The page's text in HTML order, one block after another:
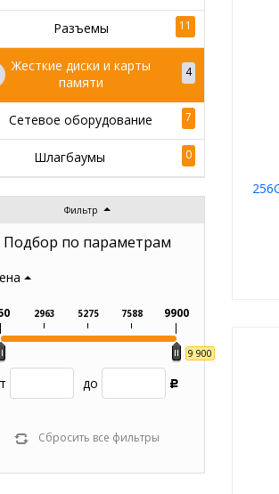
11
Разъемы
4
Жесткие диски и карты
памяти
7
Сетевое оборудование
0
Шлагбаумы
Фильтр
Подбор по параметрам
9 900
2963 5275 7588 9900
до Р
Сбросить все фильтры